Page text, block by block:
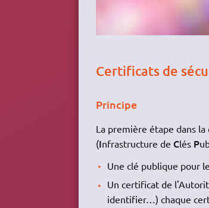
Certificats de
Principe
La première étape dans
(Infrastructure de Clés P
Une clé publique pour
Un certificat de
identifier…) chaque